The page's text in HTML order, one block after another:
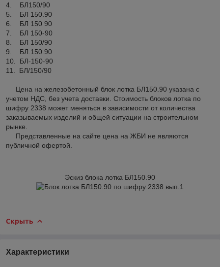
4. БЛ150/90
5. БЛ 150.90
6. БЛ 150 90
7. БЛ 150-90
8. БЛ 150/90
9. БЛ.150.90
10. БЛ-150-90
11. БЛ/150/90
Цена на железобетонный блок лотка БЛ150.90 указана с
учетом НДС, без учета доставки. Стоимость блоков лотка по
шифру 2338 может меняться в зависимости от количества
заказываемых изделий и общей ситуации на строительном
рынке.
Представленные на сайте цена на ЖБИ не являются
публичной офертой.
Эскиз блока лотка БЛ150.90
Скрыть
Характеристики